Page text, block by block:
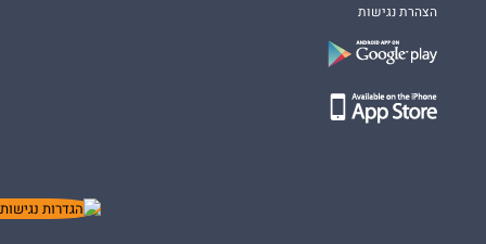
הצהרת נגישות